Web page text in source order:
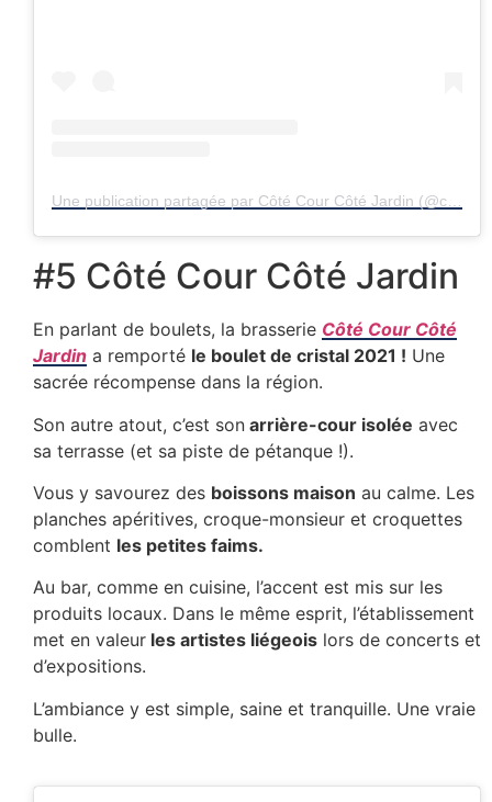
#5 Côté Cour Côté Jardin
En parlant de boulets, la brasserie Côté Cour Côté
Jardin a remporté le boulet de cristal 2021 ! Une
sacrée récompense dans la région.
Son autre atout, c’est son arrière-cour isolée avec
sa terrasse (et sa piste de pétanque !).
Vous y savourez des boissons maison au calme. Les
planches apéritives, croque-monsieur et croquettes
comblent les petites faims.
Au bar, comme en cuisine, l’accent est mis sur les
produits locaux. Dans le même esprit, l’établissement
met en valeur les artistes liégeois lors de concerts et
d’expositions.
L’ambiance y est simple, saine et tranquille. Une vraie
bulle.